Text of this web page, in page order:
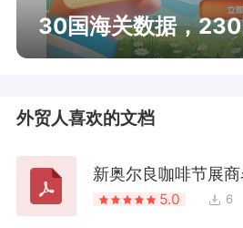
外贸人喜欢的文档
新奥尔良咖啡节展
5.0 6